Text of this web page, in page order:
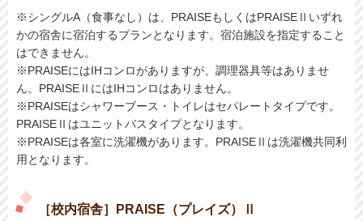
※シングルA（食事なし）は、PRAISEもしくはPRAISEⅡいずれ
かの宿舎に宿泊するプランとなります。宿泊施設を指定すること
はできません。
※PRAISEにはIHコンロがありますが、調理器具等はありませ
ん。PRAISEⅡにはIHコンロはありません。
※PRAISEはシャワーブース・トイレはセパレートタイプです。
PRAISEⅡはユニットバスタイプとなります。
※PRAISEは各室に洗濯機があります。PRAISEⅡは洗濯機共同利
用となります。
［校内宿舎］PRAISE（プレイズ）Ⅱ